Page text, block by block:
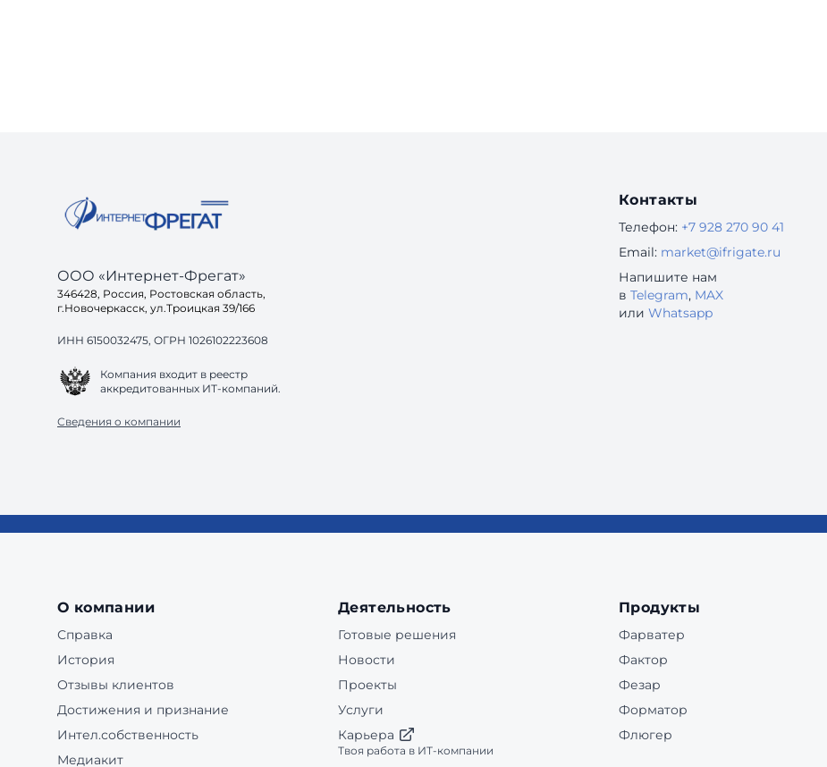
ООО «Интернет-Фрегат»
346428, Россия, Ростовская область,
г.Новочеркасск, ул.Троицкая 39/166
ИНН 6150032475, ОГРН 1026102223608
Компания входит в реестр
аккредитованных ИТ-компаний.
Сведения о компании
Контакты
Телефон: +7 928 270 90 41
Email: market@ifrigate.ru
Напишите нам
в Telegram, MAX
или Whatsapp
О компании
Справка
История
Отзывы клиентов
Достижения и признание
Интел.собственность
Медиакит
Деятельность
Готовые решения
Новости
Проекты
Услуги
Карьера
Твоя работа в ИТ-компании
Продукты
Фарватер
Фактор
Фезар
Форматор
Флюгер